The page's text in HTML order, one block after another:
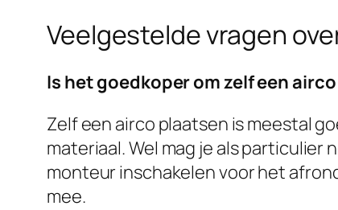
Veelgestelde vragen
Is het goedkoper om zelf een
Zelf een airco plaatsen is meestal
materiaal. Wel mag je als
monteur inschakelen voor het
mee.